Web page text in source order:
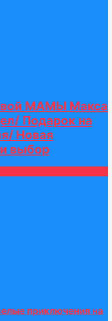
МАМЫ Макса
Подарок на
Новая
выбор
приключения на